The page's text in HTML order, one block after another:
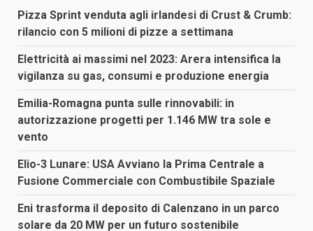
Pizza Sprint venduta agli irlandesi di Crust & Crumb:
rilancio con 5 milioni di pizze a settimana
Elettricità ai massimi nel 2023: Arera intensifica la
vigilanza su gas, consumi e produzione energia
Emilia-Romagna punta sulle rinnovabili: in
autorizzazione progetti per 1.146 MW tra sole e
vento
Elio-3 Lunare: USA Avviano la Prima Centrale a
Fusione Commerciale con Combustibile Spaziale
Eni trasforma il deposito di Calenzano in un parco
solare da 20 MW per un futuro sostenibile